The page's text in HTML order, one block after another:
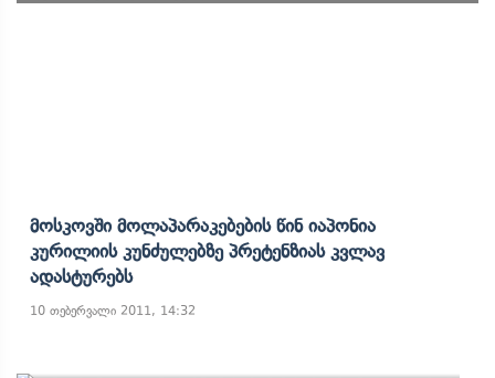
Მოსკოვში Მოლაპარაკებების Წინ Იაპონია
Კურილიის Კუნძულებზე Პრეტენზიას Კვლავ
Ადასტურებს
10 თებერვალი 2011, 14:32